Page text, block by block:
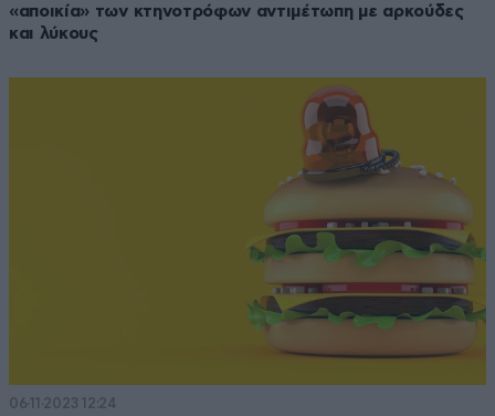
«αποικία» των κτηνοτρόφων αντιμέτωπη με αρκούδες
και λύκους
06·11·2023 12:24